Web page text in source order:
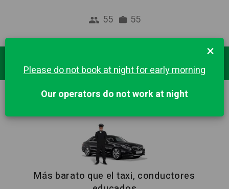
55 55
Destinos Populares
Más barato que el taxi, conductores
×
Please do not book at night for early morning
Our operators do not work at night